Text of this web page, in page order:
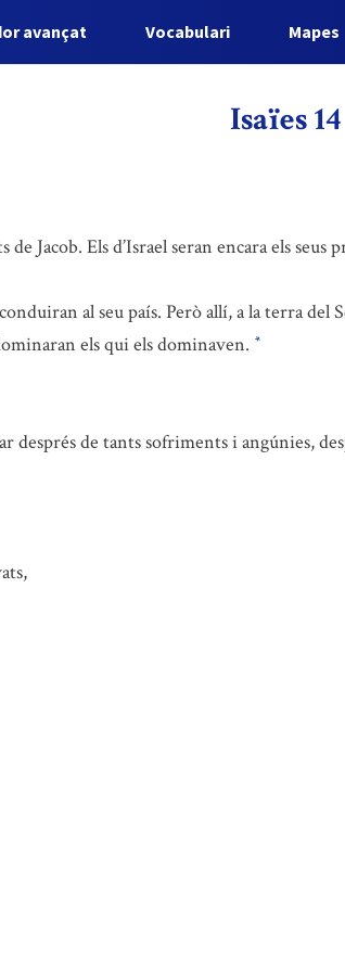
avançat Vocabulari Mapes
Isaïes 14
Jacob. Els d’Israel seran encara els
al seu país. Però allí, a la terra del
els qui els dominaven. *
després de tants sofriments i angúnies,